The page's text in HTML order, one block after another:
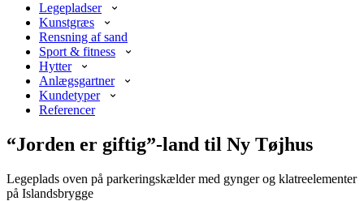
Legepladser
Kunstgræs
Rensning af sand
Sport & fitness
Hytter
Anlægsgartner
Kundetyper
Referencer
“Jorden er giftig”-land til Ny Tøjhus
Legeplads oven på parkeringskælder med gynger og klatreelementer
på Islandsbrygge